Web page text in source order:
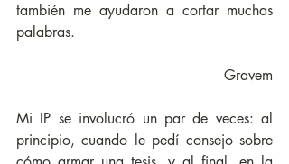
también me ayudaron a cortar muchas
palabras.
Gravem
Mi IP se involucró un par de veces: al
principio, cuando le pedí consejo sobre